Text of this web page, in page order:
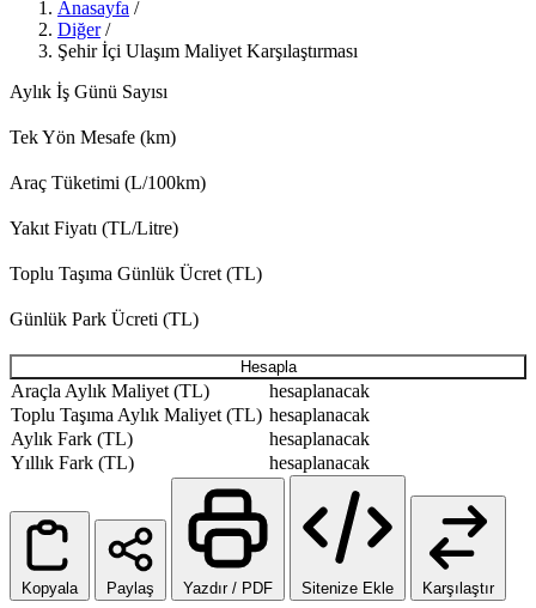
Anasayfa /
Diğer /
Şehir İçi Ulaşım Maliyet Karşılaştırması
Aylık İş Günü Sayısı
Tek Yön Mesafe (km)
Araç Tüketimi (L/100km)
Yakıt Fiyatı (TL/Litre)
Toplu Taşıma Günlük Ücret (TL)
Günlük Park Ücreti (TL)
Hesapla
Araçla Aylık Maliyet (TL)
hesaplanacak
Toplu Taşıma Aylık Maliyet (TL) hesaplanacak
Aylık Fark (TL)
hesaplanacak
Yıllık Fark (TL)
hesaplanacak
Kopyala Paylaş Yazdır / PDF Sitenize Ekle Karşılaştır